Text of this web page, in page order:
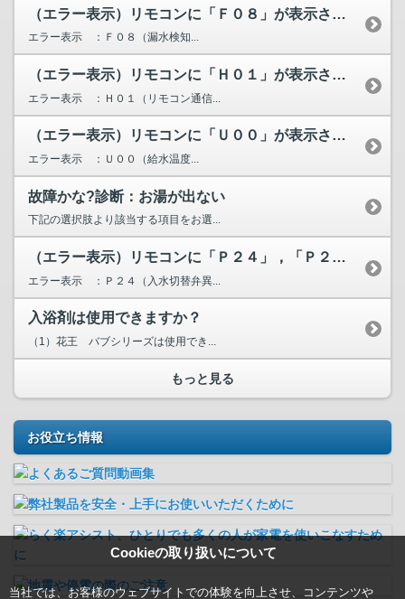
Cookieの取り扱いについて
当社では、お客様のウェブサイトでの体験を向上させ、コンテンツや
（エラー表示）リモコンに「Ｆ０８」が表示されています。
エラー表示 ：Ｆ０８（漏水検知...
（エラー表示）リモコンに「Ｈ０１」が表示されています。
エラー表示 ：Ｈ０１（リモコン通信...
（エラー表示）リモコンに「Ｕ００」が表示されています。
エラー表示 ：Ｕ００（給水温度...
故障かな?診断：お湯が出ない
下記の選択肢より該当する項目をお選...
（エラー表示）リモコンに「Ｐ２４」，「Ｐ２５」，「Ｐ２６」...
エラー表示 ：Ｐ２４（入水切替弁異...
入浴剤は使用できますか？
（1）花王 バブシリーズは使用でき...
もっと見る
お役立ち情報